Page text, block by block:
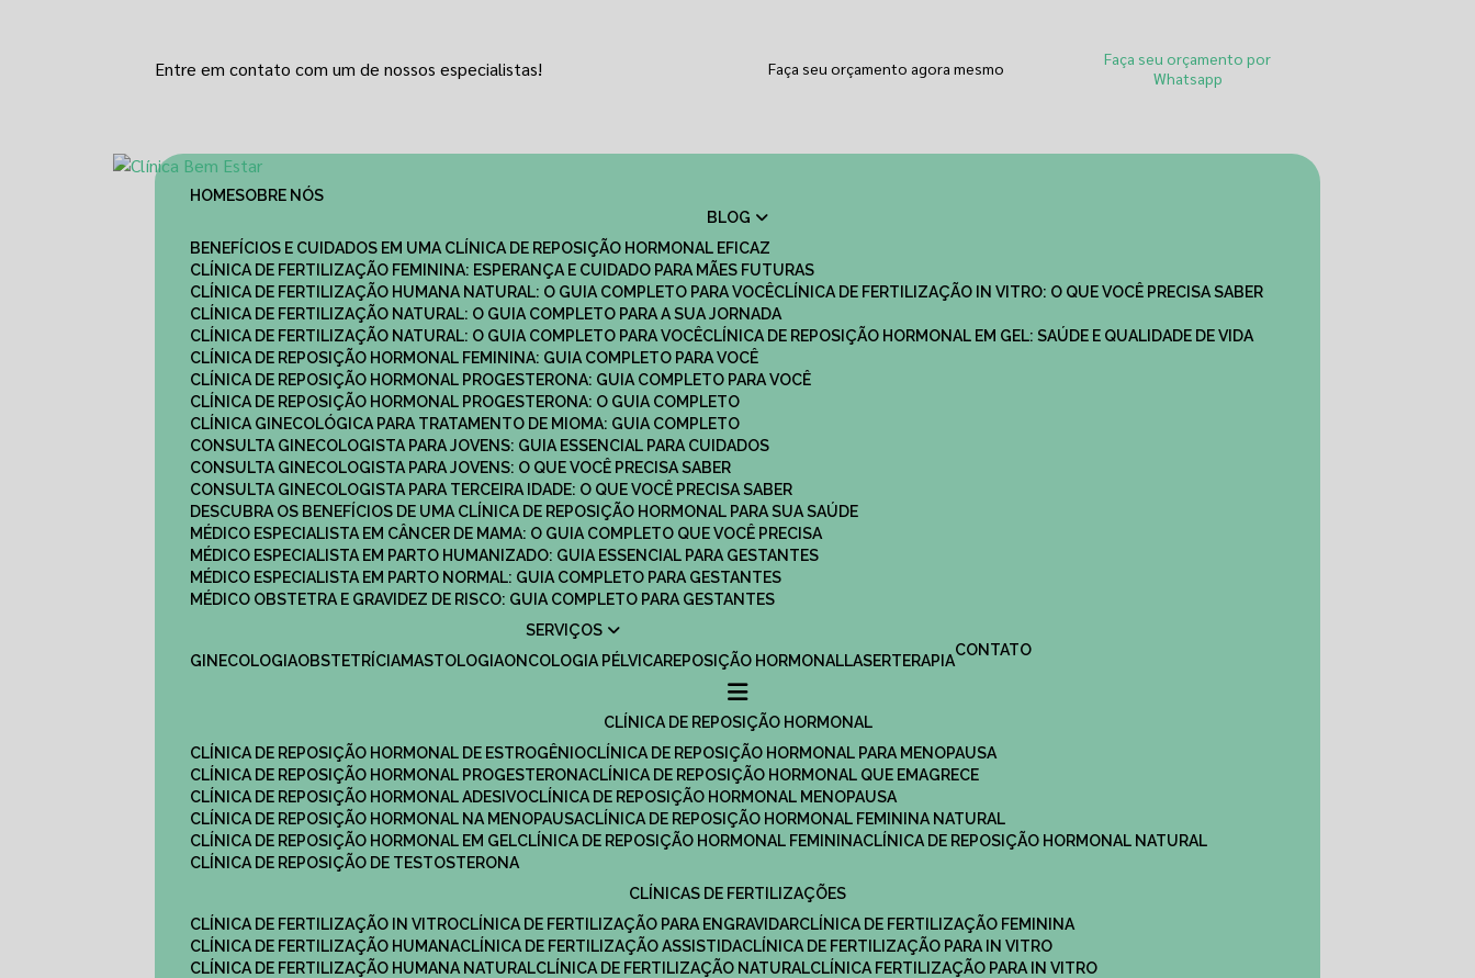
Entre em contato com um de nossos especialistas! Faça seu orçamento agora mesmo
Faça seu orçamento por
Whatsapp
HOME
SOBRE NÓS
BLOG
BENEFÍCIOS E CUIDADOS EM UMA CLÍNICA DE REPOSIÇÃO HORMONAL EFICAZ
CLÍNICA DE FERTILIZAÇÃO FEMININA: ESPERANÇA E CUIDADO PARA MÃES FUTURAS
CLÍNICA DE FERTILIZAÇÃO HUMANA NATURAL: O GUIA COMPLETO PARA VOCÊ
CLÍNICA DE FERTILIZAÇÃO IN VITRO: O QUE VOCÊ PRECISA SABER
CLÍNICA DE FERTILIZAÇÃO NATURAL: O GUIA COMPLETO PARA A SUA JORNADA
CLÍNICA DE FERTILIZAÇÃO NATURAL: O GUIA COMPLETO PARA VOCÊ
CLÍNICA DE REPOSIÇÃO HORMONAL EM GEL: SAÚDE E QUALIDADE DE VIDA
CLÍNICA DE REPOSIÇÃO HORMONAL FEMININA: GUIA COMPLETO PARA VOCÊ
CLÍNICA DE REPOSIÇÃO HORMONAL PROGESTERONA: GUIA COMPLETO PARA VOCÊ
CLÍNICA DE REPOSIÇÃO HORMONAL PROGESTERONA: O GUIA COMPLETO
CLÍNICA GINECOLÓGICA PARA TRATAMENTO DE MIOMA: GUIA COMPLETO
CONSULTA GINECOLOGISTA PARA JOVENS: GUIA ESSENCIAL PARA CUIDADOS
CONSULTA GINECOLOGISTA PARA JOVENS: O QUE VOCÊ PRECISA SABER
CONSULTA GINECOLOGISTA PARA TERCEIRA IDADE: O QUE VOCÊ PRECISA SABER
DESCUBRA OS BENEFÍCIOS DE UMA CLÍNICA DE REPOSIÇÃO HORMONAL PARA SUA SAÚDE
MÉDICO ESPECIALISTA EM CÂNCER DE MAMA: O GUIA COMPLETO QUE VOCÊ PRECISA
MÉDICO ESPECIALISTA EM PARTO HUMANIZADO: GUIA ESSENCIAL PARA GESTANTES
MÉDICO ESPECIALISTA EM PARTO NORMAL: GUIA COMPLETO PARA GESTANTES
MÉDICO OBSTETRA E GRAVIDEZ DE RISCO: GUIA COMPLETO PARA GESTANTES
SERVIÇOS
GINECOLOGIA
OBSTETRÍCIA MASTOLOGIA ONCOLOGIA PÉLVICA REPOSIÇÃO HORMONAL LASERTERAPIA
CONTATO
CLÍNICA DE REPOSIÇÃO HORMONAL
CLÍNICA DE REPOSIÇÃO HORMONAL DE ESTROGÊNIO
CLÍNICA DE REPOSIÇÃO HORMONAL PARA MENOPAUSA
CLÍNICA DE REPOSIÇÃO HORMONAL PROGESTERONA
CLÍNICA DE REPOSIÇÃO HORMONAL QUE EMAGRECE
CLÍNICA DE REPOSIÇÃO HORMONAL ADESIVO
CLÍNICA DE REPOSIÇÃO HORMONAL MENOPAUSA
CLÍNICA DE REPOSIÇÃO HORMONAL NA MENOPAUSA
CLÍNICA DE REPOSIÇÃO HORMONAL FEMININA NATURAL
CLÍNICA DE REPOSIÇÃO HORMONAL EM GEL
CLÍNICA DE REPOSIÇÃO HORMONAL FEMININA
CLÍNICA DE REPOSIÇÃO HORMONAL NATURAL
CLÍNICA DE REPOSIÇÃO DE TESTOSTERONA
CLÍNICAS DE FERTILIZAÇÕES
CLÍNICA DE FERTILIZAÇÃO IN VITRO
CLÍNICA DE FERTILIZAÇÃO PARA ENGRAVIDAR
CLÍNICA DE FERTILIZAÇÃO FEMININA
CLÍNICA DE FERTILIZAÇÃO HUMANA
CLÍNICA DE FERTILIZAÇÃO ASSISTIDA
CLÍNICA DE FERTILIZAÇÃO PARA IN VITRO
CLÍNICA DE FERTILIZAÇÃO HUMANA NATURAL
CLÍNICA DE FERTILIZAÇÃO NATURAL
CLÍNICA FERTILIZAÇÃO PARA IN VITRO